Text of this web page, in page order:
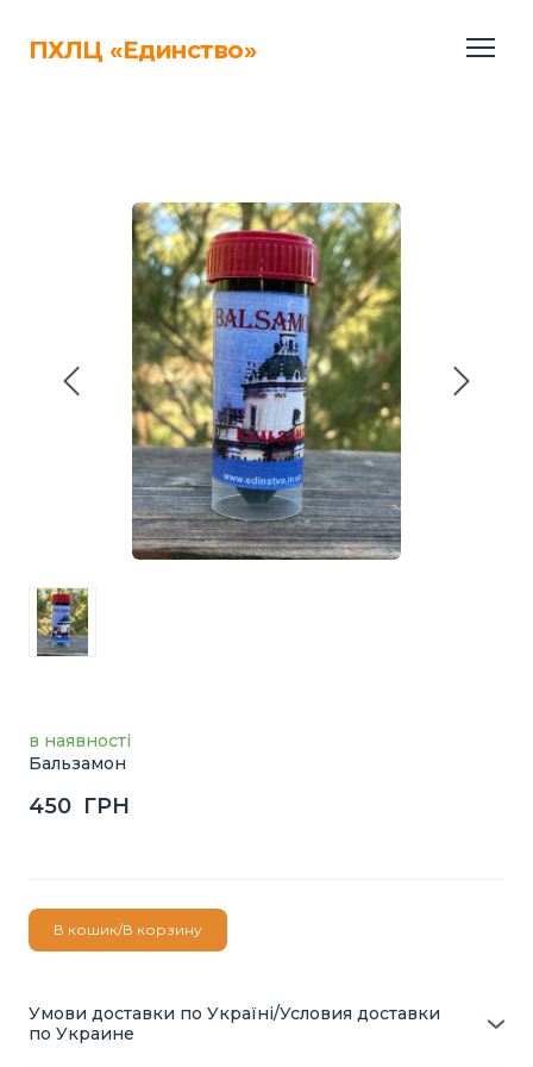
ПХЛЦ «Единство»
в наявності
Бальзамон
450  ГРН
В кошик/В корзину
Умови доставки по Україні/Условия доставки
по Украине